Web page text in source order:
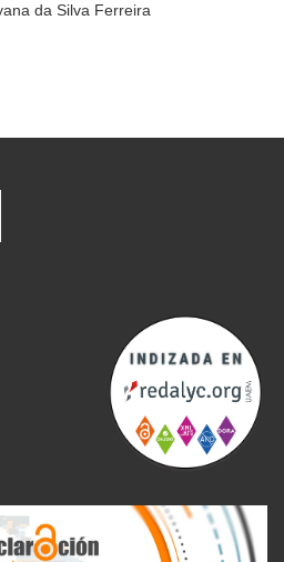
da Silva Ferreira